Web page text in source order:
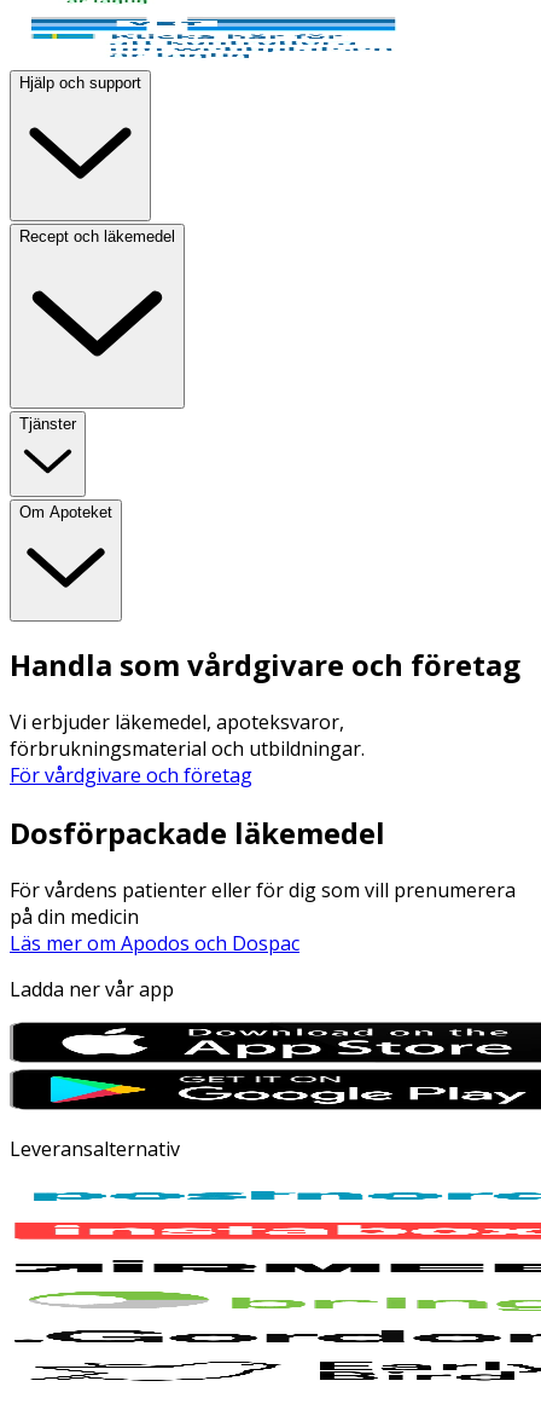
Hjälp och support
Recept och läkemedel
Tjänster
Om Apoteket
Handla som vårdgivare och företag
Vi erbjuder läkemedel, apoteksvaror,
förbrukningsmaterial och utbildningar.
För vårdgivare och företag
Dosförpackade läkemedel
För vårdens patienter eller för dig som vill prenumerera
på din medicin
Läs mer om Apodos och Dospac
Ladda ner vår app
Leveransalternativ